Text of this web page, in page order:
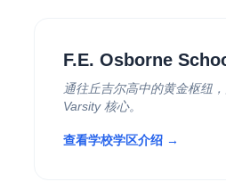
F.E. Osborne
通往丘吉尔高中的黄金枢纽
Varsity 核心。
查看学校学区介绍 →